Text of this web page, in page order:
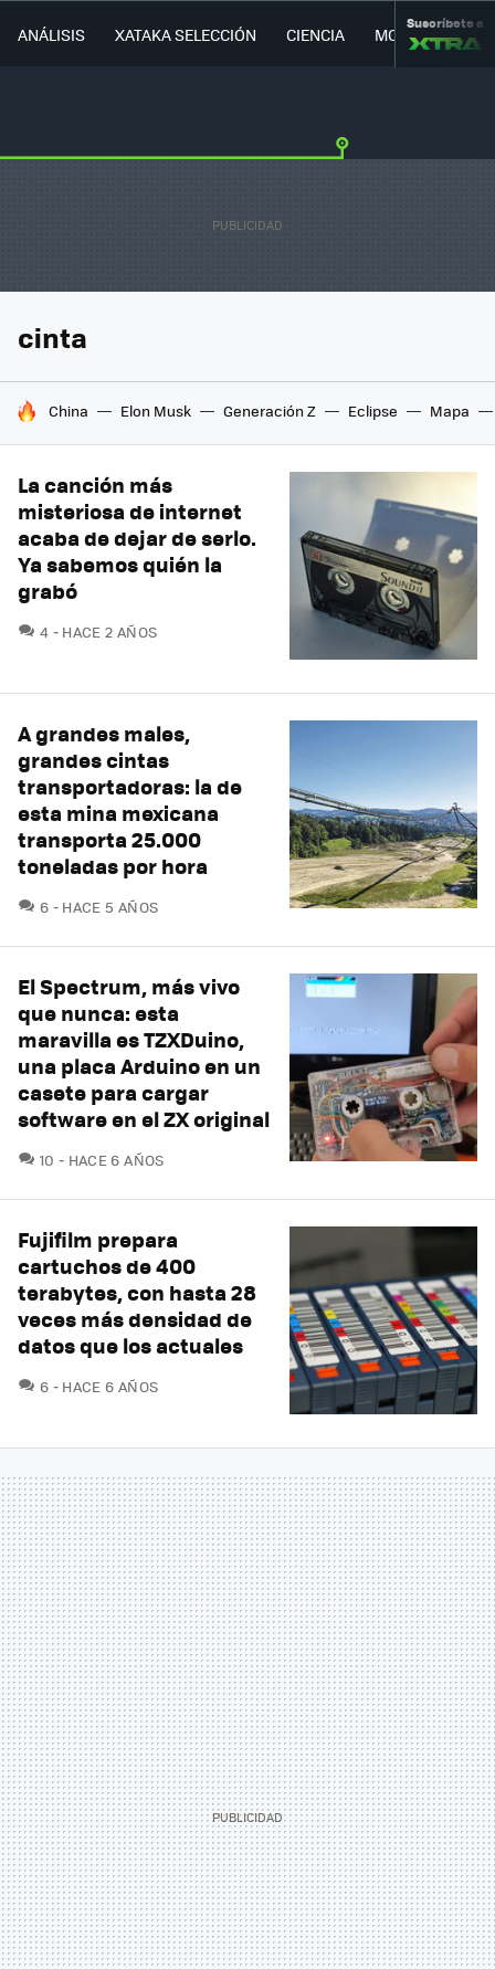
ANÁLISIS XATAKA SELECCIÓN CIENCIA MOVILIDAD
Suscríbete a
cinta
HOY SE HABLA DE
China Elon Musk Generación Z Eclipse Mapa
La canción más
misteriosa de internet
acaba de dejar de serlo.
Ya sabemos quién la
grabó
4 COMENTARIOS
HACE 2 AÑOS
A grandes males,
grandes cintas
transportadoras: la de
esta mina mexicana
transporta 25.000
toneladas por hora
6 COMENTARIOS
HACE 5 AÑOS
El Spectrum, más vivo
que nunca: esta
maravilla es TZXDuino,
una placa Arduino en un
casete para cargar
software en el ZX original
10 COMENTARIOS
HACE 6 AÑOS
Fujifilm prepara
cartuchos de 400
terabytes, con hasta 28
veces más densidad de
datos que los actuales
6 COMENTARIOS
HACE 6 AÑOS